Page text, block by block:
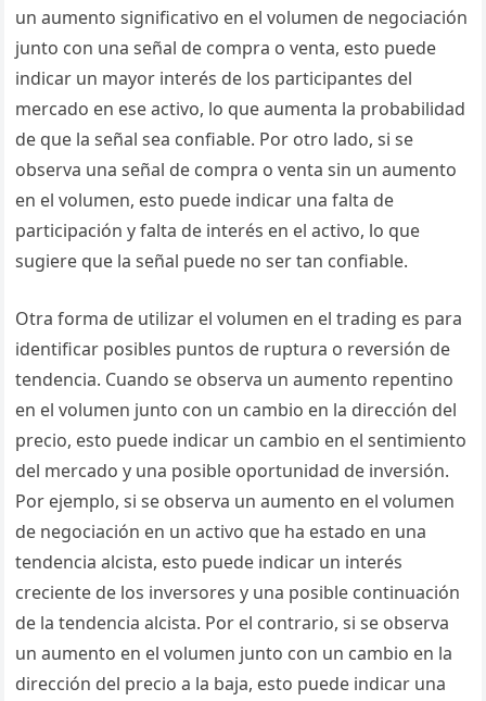
un aumento significativo en el volumen de negociación
junto con una señal de compra o venta, esto puede
indicar un mayor interés de los participantes del
mercado en ese activo, lo que aumenta la probabilidad
de que la señal sea confiable. Por otro lado, si se
observa una señal de compra o venta sin un aumento
en el volumen, esto puede indicar una falta de
participación y falta de interés en el activo, lo que
sugiere que la señal puede no ser tan confiable.
Otra forma de utilizar el volumen en el trading es para
identificar posibles puntos de ruptura o reversión de
tendencia. Cuando se observa un aumento repentino
en el volumen junto con un cambio en la dirección del
precio, esto puede indicar un cambio en el sentimiento
del mercado y una posible oportunidad de inversión.
Por ejemplo, si se observa un aumento en el volumen
de negociación en un activo que ha estado en una
tendencia alcista, esto puede indicar un interés
creciente de los inversores y una posible continuación
de la tendencia alcista. Por el contrario, si se observa
un aumento en el volumen junto con un cambio en la
dirección del precio a la baja, esto puede indicar una